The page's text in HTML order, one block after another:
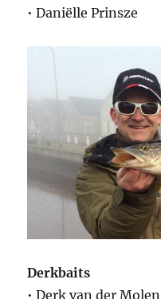
• Daniëlle Prinsze
Derkbaits
• Derk van der Molen